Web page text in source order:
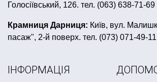
купити банер для фотозони
сомбреро купити україна
вимпел
кульки для 8 березня
товари для
настільні ігри ціна
гангстерська
Голосіївський, 126. тел. (063) 638-71-69
Крамниця Дарниця: Київ, вул.
пасаж", 2-й поверх. тел. (073) 071-49-11
ІНФОРМАЦІЯ